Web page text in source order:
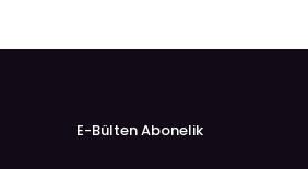
E-Bülten Abonelik